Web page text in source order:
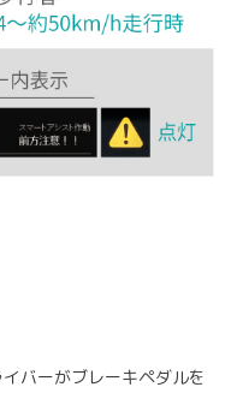
バーがブレーキペダルを